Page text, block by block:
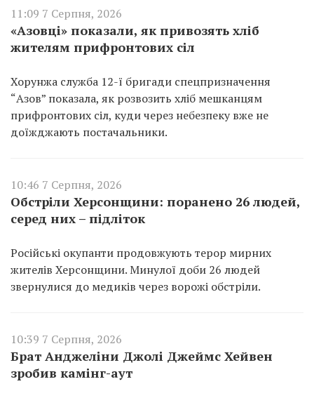
11:09 7 Серпня, 2026
«Азовці» показали, як привозять хліб
жителям прифронтових сіл
Хорунжа служба 12-ї бригади спецпризначення
“Азов” показала, як розвозить хліб мешканцям
прифронтових сіл, куди через небезпеку вже не
доїжджають постачальники.
10:46 7 Серпня, 2026
Обстріли Херсонщини: поранено 26 людей,
серед них – підліток
Російські окупанти продовжують терор мирних
жителів Херсонщини. Минулої доби 26 людей
звернулися до медиків через ворожі обстріли.
10:39 7 Серпня, 2026
Брат Анджеліни Джолі Джеймс Хейвен
зробив камінг-аут